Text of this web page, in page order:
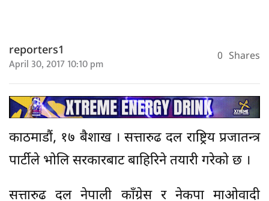
reporters1
April 30, 2017 10:10 pm 0 Shares
काठमाडौं, १७ बैशाख । सत्तारुढ दल राष्ट्रिय प्रजातन्त्र
पार्टीले भोलि सरकारबाट बाहिरिने तयारी गरेको छ ।
सत्तारुढ दल नेपाली काँग्रेस र नेकपा माओवादी